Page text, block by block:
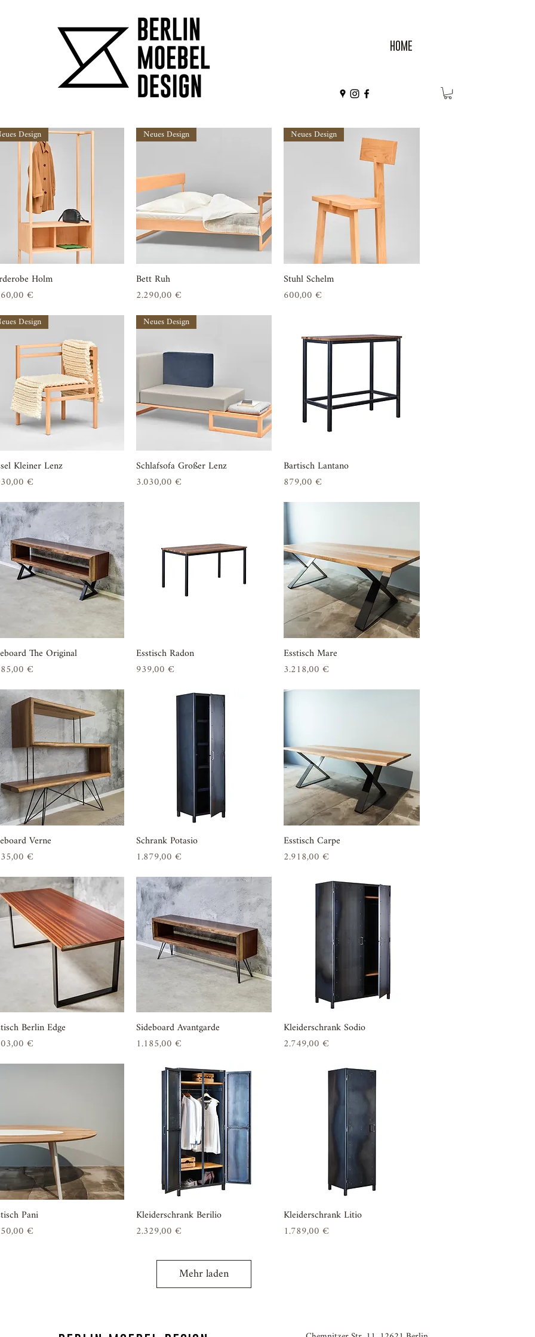
HOME
Schnellansicht
Design
Holm
€
Neues Design
Bett Ruh
Preis
2.290,00 €
Schnellansicht
Neues Design
Stuhl Schelm
Preis
600,00 €
Schnellansicht
Design
Kleiner Lenz
€
Schnellansicht
Neues Design
Schlafsofa Großer Lenz
Preis
3.030,00 €
Schnellansicht
Bartisch Lantano
Preis
879,00 €
Schnellansicht
The Original
€
Schnellansicht
Esstisch Radon
Preis
939,00 €
Schnellansicht
Esstisch Mare
Preis
3.218,00 €
Schnellansicht
Verne
€
Schnellansicht
Schrank Potasio
Preis
1.879,00 €
Schnellansicht
Esstisch Carpe
Preis
2.918,00 €
Schnellansicht
Berlin Edge
€
Schnellansicht
Sideboard Avantgarde
Preis
1.185,00 €
Schnellansicht
Kleiderschrank Sodio
Preis
2.749,00 €
Schnellansicht
Pani
€
Schnellansicht
Kleiderschrank Berilio
Preis
2.329,00 €
Schnellansicht
Kleiderschrank Litio
Preis
1.789,00 €
Mehr laden